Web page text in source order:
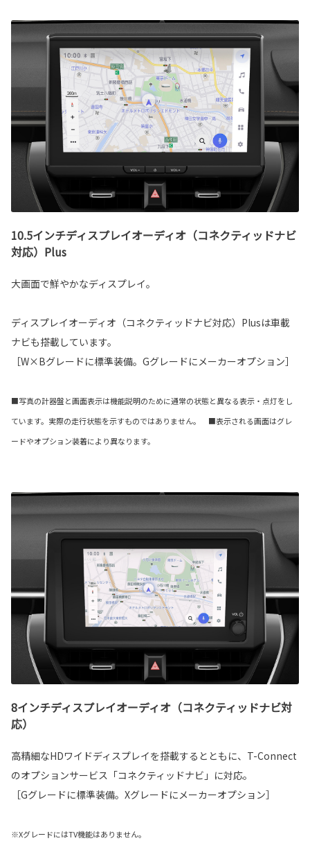
10.5インチディスプレイオーディオ（コネクティッドナビ
対応）Plus
大画面で鮮やかなディスプレイ。
ディスプレイオーディオ（コネクティッドナビ対応）Plusは車載
ナビも搭載しています。
［W×Bグレードに標準装備。Gグレードにメーカーオプション］
■写真の計器盤と画面表示は機能説明のために通常の状態と異なる表示・点灯をし
ています。実際の走行状態を示すものではありません。 ■表示される画面はグレ
ードやオプション装着により異なります。
8インチディスプレイオーディオ（コネクティッドナビ対
応）
高精細なHDワイドディスプレイを搭載するとともに、T-Connect
のオプションサービス「コネクティッドナビ」に対応。
［Gグレードに標準装備。Xグレードにメーカーオプション］
※XグレードにはTV機能はありません。